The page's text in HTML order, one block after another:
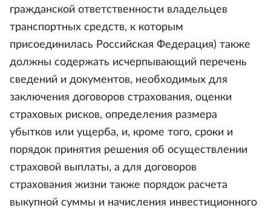
гражданской ответственности владельцев
транспортных средств, к которым
присоединилась Российская Федерация) также
должны содержать исчерпывающий перечень
сведений и документов, необходимых для
заключения договоров страхования, оценки
страховых рисков, определения размера
убытков или ущерба, и, кроме того, сроки и
порядок принятия решения об осуществлении
страховой выплаты, а для договоров
страхования жизни также порядок расчета
выкупной суммы и начисления инвестиционного